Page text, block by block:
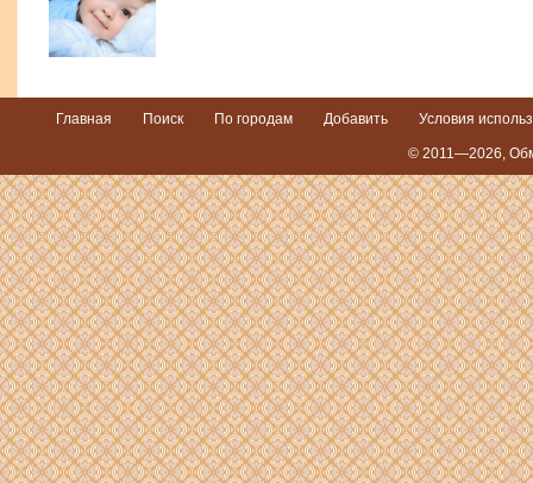
Главная Поиск По городам Добавить Условия
© 2011—2026,